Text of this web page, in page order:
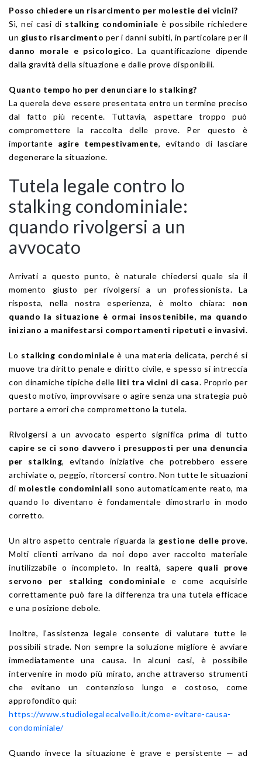
Posso chiedere un risarcimento per molestie dei vicini?
Sì, nei casi di stalking condominiale è possibile richiedere
un giusto risarcimento per i danni subiti, in particolare per il
danno morale e psicologico. La quantificazione dipende
dalla gravità della situazione e dalle prove disponibili.
Quanto tempo ho per denunciare lo stalking?
La querela deve essere presentata entro un termine preciso
dal fatto più recente. Tuttavia, aspettare troppo può
compromettere la raccolta delle prove. Per questo è
importante agire tempestivamente, evitando di lasciare
degenerare la situazione.
Tutela legale contro lo
stalking condominiale:
quando rivolgersi a un
avvocato
Arrivati a questo punto, è naturale chiedersi quale sia il
momento giusto per rivolgersi a un professionista. La
risposta, nella nostra esperienza, è molto chiara: non
quando la situazione è ormai insostenibile, ma quando
iniziano a manifestarsi comportamenti ripetuti e invasivi.
Lo stalking condominiale è una materia delicata, perché si
muove tra diritto penale e diritto civile, e spesso si intreccia
con dinamiche tipiche delle liti tra vicini di casa. Proprio per
questo motivo, improvvisare o agire senza una strategia può
portare a errori che compromettono la tutela.
Rivolgersi a un avvocato esperto significa prima di tutto
capire se ci sono davvero i presupposti per una denuncia
per stalking, evitando iniziative che potrebbero essere
archiviate o, peggio, ritorcersi contro. Non tutte le situazioni
di molestie condominiali sono automaticamente reato, ma
quando lo diventano è fondamentale dimostrarlo in modo
corretto.
Un altro aspetto centrale riguarda la gestione delle prove.
Molti clienti arrivano da noi dopo aver raccolto materiale
inutilizzabile o incompleto. In realtà, sapere quali prove
servono per stalking condominiale e come acquisirle
correttamente può fare la differenza tra una tutela efficace
e una posizione debole.
Inoltre, l’assistenza legale consente di valutare tutte le
possibili strade. Non sempre la soluzione migliore è avviare
immediatamente una causa. In alcuni casi, è possibile
intervenire in modo più mirato, anche attraverso strumenti
che evitano un contenzioso lungo e costoso, come
approfondito qui:
https://www.studiolegalecalvello.it/come-evitare-causa-
condominiale/
Quando invece la situazione è grave e persistente — ad